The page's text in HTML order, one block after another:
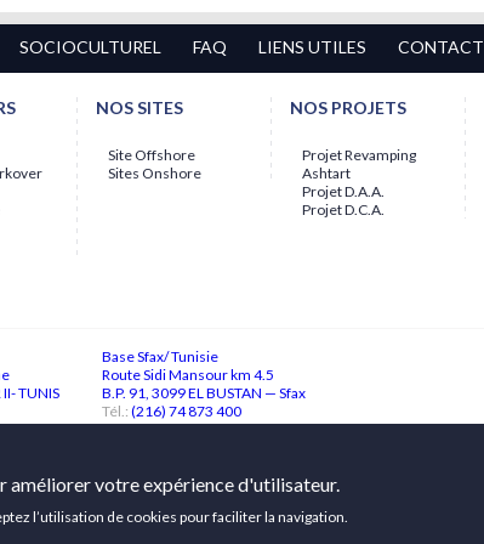
SOCIOCULTUREL FAQ LIENS UTILES CONTACT
NOS SITES
Site Offshore
Sites Onshore
NOS PROJETS
Projet Revamping
Ashtart
Projet D.A.A.
Projet D.C.A.
TUNIS
Base Sfax/ Tunisie
Route Sidi Mansour km 4.5
B.P. 91, 3099 EL BUSTAN — Sfax
Tél.: (216) 74 873 400
Fax :(216) 74 874 102
améliorer votre expérience d'utilisateur.
l’utilisation de cookies pour faciliter la navigation.